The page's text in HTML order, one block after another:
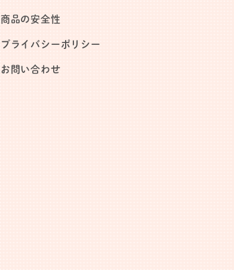
商品の安全性
プライバシーポリシー
お問い合わせ